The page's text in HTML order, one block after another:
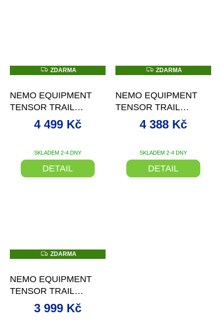
Z
D
M
A
ZDARMA
NEMO EQUIPMENT
TENSOR TRAIL
NAFUKOVACÍ
KARIMATKA
SKLADEM 2-4 DNY
4 499 Kč
DETAIL
Z
D
M
A
ZDARMA
NEMO EQUIPMENT
TENSOR TRAIL
NAFUKOVACÍ
KARIMATKA
SKLADEM 2-4 DNY
4 388 Kč
DETAIL
Z
D
M
A
ZDARMA
NEMO EQUIPMENT
TENSOR TRAIL
REGULAR MUMMY
NAFUKOVACÍ
3 999 Kč